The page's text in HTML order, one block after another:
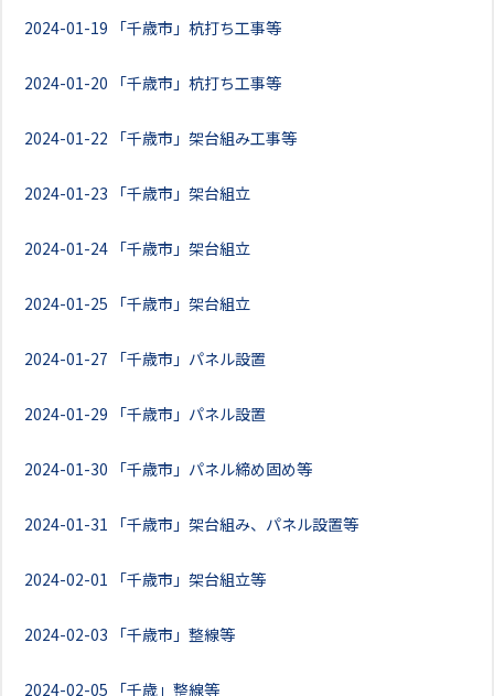
2024-01-19 「千歳市」杭打ち工事等
2024-01-20 「千歳市」杭打ち工事等
2024-01-22 「千歳市」架台組み工事等
2024-01-23 「千歳市」架台組立
2024-01-24 「千歳市」架台組立
2024-01-25 「千歳市」架台組立
2024-01-27 「千歳市」パネル設置
2024-01-29 「千歳市」パネル設置
2024-01-30 「千歳市」パネル締め固め等
2024-01-31 「千歳市」架台組み、パネル設置等
2024-02-01 「千歳市」架台組立等
2024-02-03 「千歳市」整線等
2024-02-05 「千歳」整線等